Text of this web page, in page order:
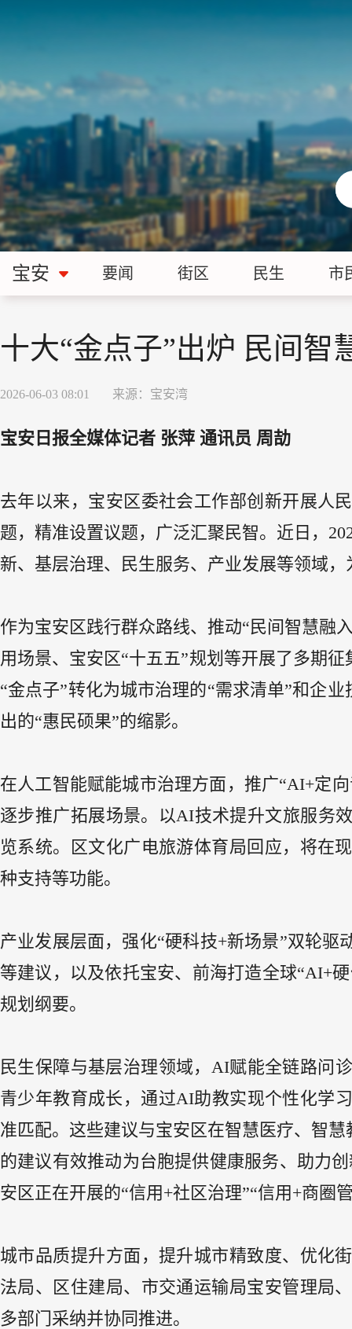
宝安 要闻 街区 民生 市
十大“金点子”出炉 民间智
2026-06-03 08:01 来源： 宝安湾
宝安日报全媒体记者 张萍 通讯员 周劼
去年以来，宝安区委社会工作部创新开展人
题，精准设置议题，广泛汇聚民智。近日，
新、基层治理、民生服务、产业发展等领域
作为宝安区践行群众路线、推动“民间智慧融
用场景、宝安区“十五五”规划等开展了多期
“金点子”转化为城市治理的“需求清单”和企
出的“惠民硕果”的缩影。
在人工智能赋能城市治理方面，推广“AI+定
逐步推广拓展场景。以AI技术提升文旅服务
览系统。区文化广电旅游体育局回应，将在
种支持等功能。
产业发展层面，强化“硬科技+新场景”双轮
等建议，以及依托宝安、前海打造全球“AI+
规划纲要。
民生保障与基层治理领域，AI赋能全链路问
青少年教育成长，通过AI助教实现个性化学
准匹配。这些建议与宝安区在智慧医疗、智
的建议有效推动为台胞提供健康服务、助力
安区正在开展的“信用+社区治理”“信用+商圈
城市品质提升方面，提升城市精致度、优化
法局、区住建局、市交通运输局宝安管理局
多部门采纳并协同推进。